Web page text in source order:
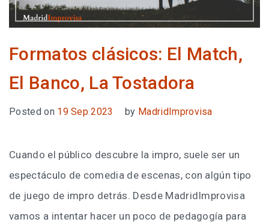
Formatos clásicos: El Match,
El Banco, La Tostadora
Posted on 19 Sep 2023 by MadridImprovisa
Cuando el público descubre la impro, suele ser un
espectáculo de comedia de escenas, con algún tipo
de juego de impro detrás. Desde MadridImprovisa
vamos a intentar hacer un poco de pedagogía para